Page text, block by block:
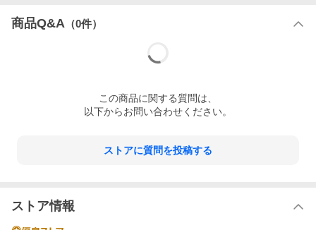
商品Q&A （0件）
この商品に関する質問は、
以下からお問い合わせください。
ストアに質問を投稿する
ストア情報